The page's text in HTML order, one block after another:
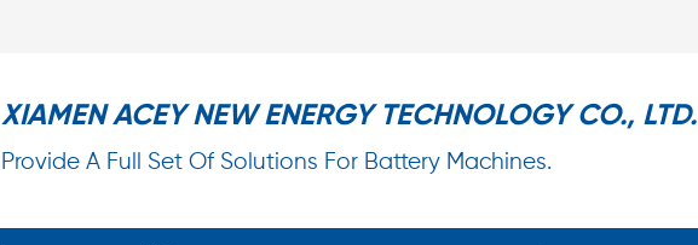
XIAMEN ACEY NEW ENERGY TECHNOLOGY CO., LTD.
Provide A Full Set Of Solutions For Battery Machines.